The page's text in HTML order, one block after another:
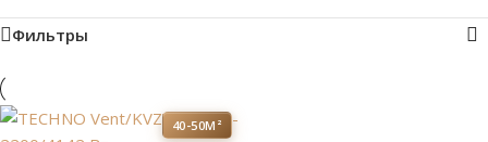
Фильтры
40-50М²